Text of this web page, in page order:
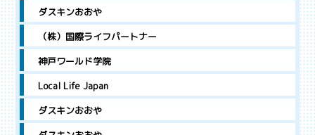
ダスキンおおや
（株）国際ライフパートナー
神戸ワールド学院
Local Life Japan
ダスキンおおや